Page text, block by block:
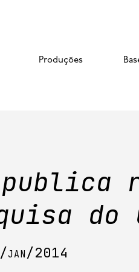
Produções
do
jan/2014